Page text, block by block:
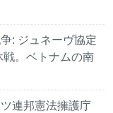
: ジュネーヴ協定
戦。ベトナムの南
連邦憲法擁護庁